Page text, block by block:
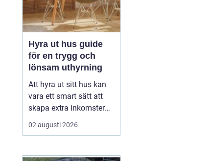
Hyra ut hus guide
för en trygg och
lönsam uthyrning
Att hyra ut sitt hus kan
vara ett smart sätt att
skapa extra inkomster
och samtidigt hålla
bostaden levande när
den. Med rätt
02 augusti 2026